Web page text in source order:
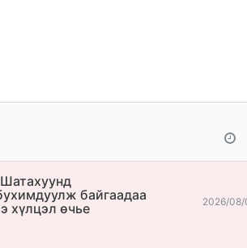
байгаадаа
хүлцэл өчье
2026/08/